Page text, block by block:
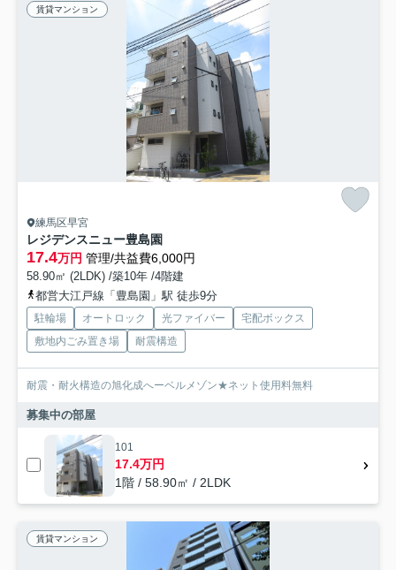
賃貸マンション
練馬区早宮
レジデンスニュー豊島園
17.4万円 管理/共益費6,000円
58.90㎡ (2LDK) /築10年 /4階建
都営大江戸線「豊島園」駅 徒歩9分
駐輪場 オートロック 光ファイバー
宅配ボックス
敷地内ごみ置き場
耐震構造
耐震・耐火構造の旭化成へーベルメゾン★ネット使用料無料
募集中の部屋
101
17.4万円
1階 / 58.90㎡ / 2LDK
賃貸マンション